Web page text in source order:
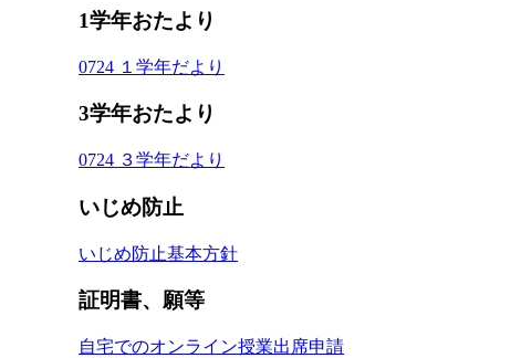
1学年おたより
0724 １学年だより
3学年おたより
0724 ３学年だより
いじめ防止
いじめ防止基本方針
証明書、願等
自宅でのオンライン授業出席申請